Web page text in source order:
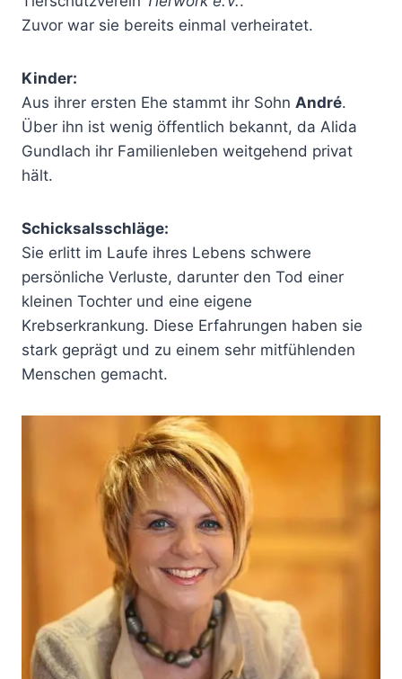
Zuvor war sie bereits einmal verheiratet.
Kinder:
Aus ihrer ersten Ehe stammt ihr Sohn André.
Über ihn ist wenig öffentlich bekannt, da Alida
Gundlach ihr Familienleben weitgehend privat
hält.
Schicksalsschläge:
Sie erlitt im Laufe ihres Lebens schwere
persönliche Verluste, darunter den Tod einer
kleinen Tochter und eine eigene
Krebserkrankung. Diese Erfahrungen haben sie
stark geprägt und zu einem sehr mitfühlenden
Menschen gemacht.